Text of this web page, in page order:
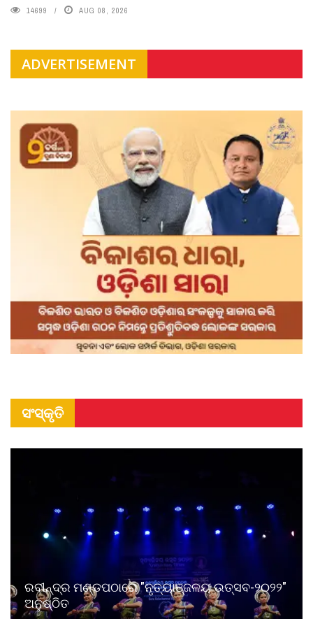
14699 AUG 08, 2026
ADVERTISEMENT
ସଂସ୍କୃତି
ରବୀନ୍ଦ୍ର ମଣ୍ଡପଠାରେ "ନୃତ୍ୟାଞ୍ଜଳୟ ଉତ୍ସବ-୨୦୨୨"
ଅନୁଷ୍ଠିତ